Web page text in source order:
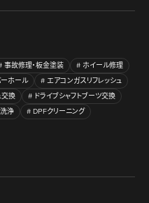
事故修理・板金塗装
ホイール修理
ホール
エアコンガスリフレッシュ
交換
ドライブシャフトブーツ交換
浄
DPFクリーニング